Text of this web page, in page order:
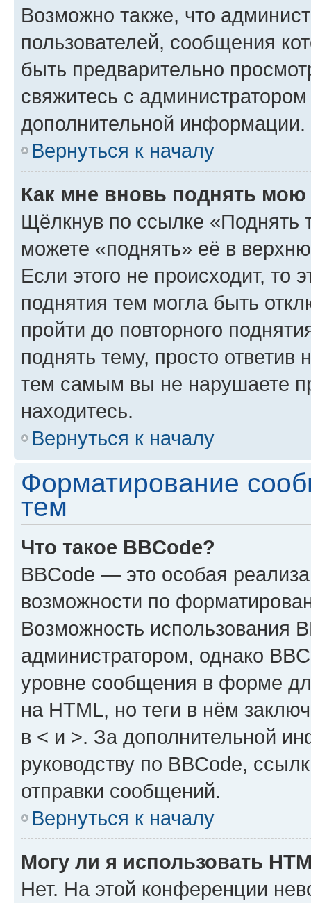
Возможно также, что
пользователей, сообщения
быть предварительно
свяжитесь с
дополнительной информации.
Вернуться к началу
Как мне вновь поднять мою
Щёлкнув по ссылке «Поднять
можете «поднять» её в
Если этого не происходит, то
поднятия тем могла быть
пройти до повторного
поднять тему, просто ответив
тем самым вы не нарушаете
находитесь.
Вернуться к началу
Форматирование
тем
Что такое BBCode?
BBCode — это особая
возможности по
Возможность использования
администратором, однако
уровне сообщения в форме
на HTML, но теги в нём
в < и >. За дополнительной
руководству по BBCode,
отправки сообщений.
Вернуться к началу
Могу ли я использовать
Нет. На этой конференции